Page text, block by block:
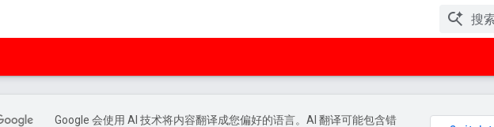
Google 会使用 AI 技术将内容翻译成您偏好的语言。AI 翻译可能包含错